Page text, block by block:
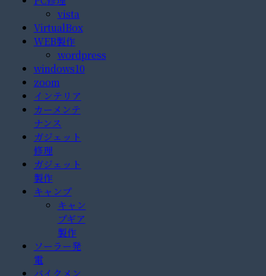
vista
VirtualBox
WEB製作
wordpress
windows10
zoom
インテリア
カーメンテ
ナンス
ガジェット
修理
ガジェット
製作
キャンプ
キャン
プギア
製作
ソーラー発
電